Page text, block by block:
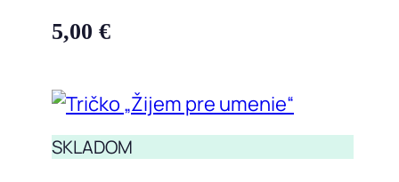
5,00 €
SKLADOM